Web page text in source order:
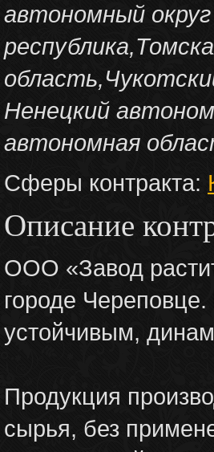
автономный
Ненецкий
автономная
Сферы контракта:
Описание
ООО «Завод
городе
устойчивым,
Продукция
сырья, без